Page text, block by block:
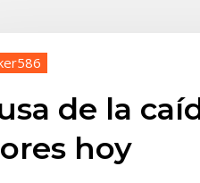
de la
hoy